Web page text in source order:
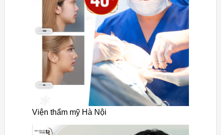
Viện thẩm mỹ Hà Nội